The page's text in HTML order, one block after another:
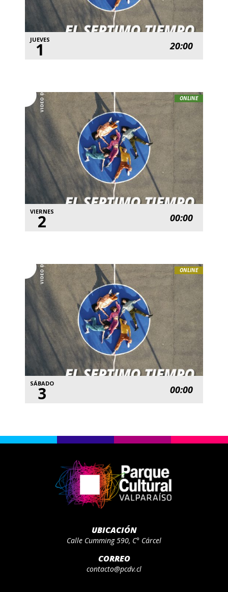
JUEVES
1 20:00
ONLINE
VIERNES
2 00:00
ONLINE
SÁBADO
3 00:00
UBICACIÓN
Calle Cumming 590, C° Cárcel
CORREO
contacto@pcdv.cl